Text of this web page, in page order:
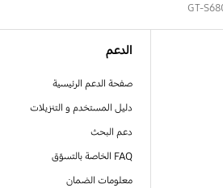
GT-
الدعم
صفحة الدعم الرئيسية
دليل المستخدم و التنزيلات
دعم البحث
FAQ الخاصة بالتسوّق
معلومات الضمان